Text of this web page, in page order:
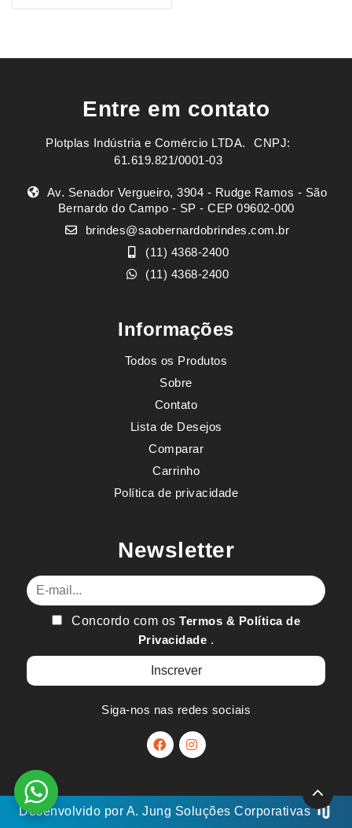
Entre em contato
Plotplas Indústria e Comércio LTDA. ㅤㅤㅤ CNPJ:
61.619.821/0001-03
Av. Senador Vergueiro, 3904 - Rudge Ramos - São
Bernardo do Campo - SP - CEP 09602-000
brindes@saobernardobrindes.com.br
(11) 4368-2400
(11) 4368-2400
Informações
Todos os Produtos
Sobre
Contato
Lista de Desejos
Comparar
Carrinho
Política de privacidade
Newsletter
E-mail
Concordo com osTermos & Política de
Privacidade .
Siga-nos nas redes sociais
Desenvolvido por A. Jung Soluções Corporativas